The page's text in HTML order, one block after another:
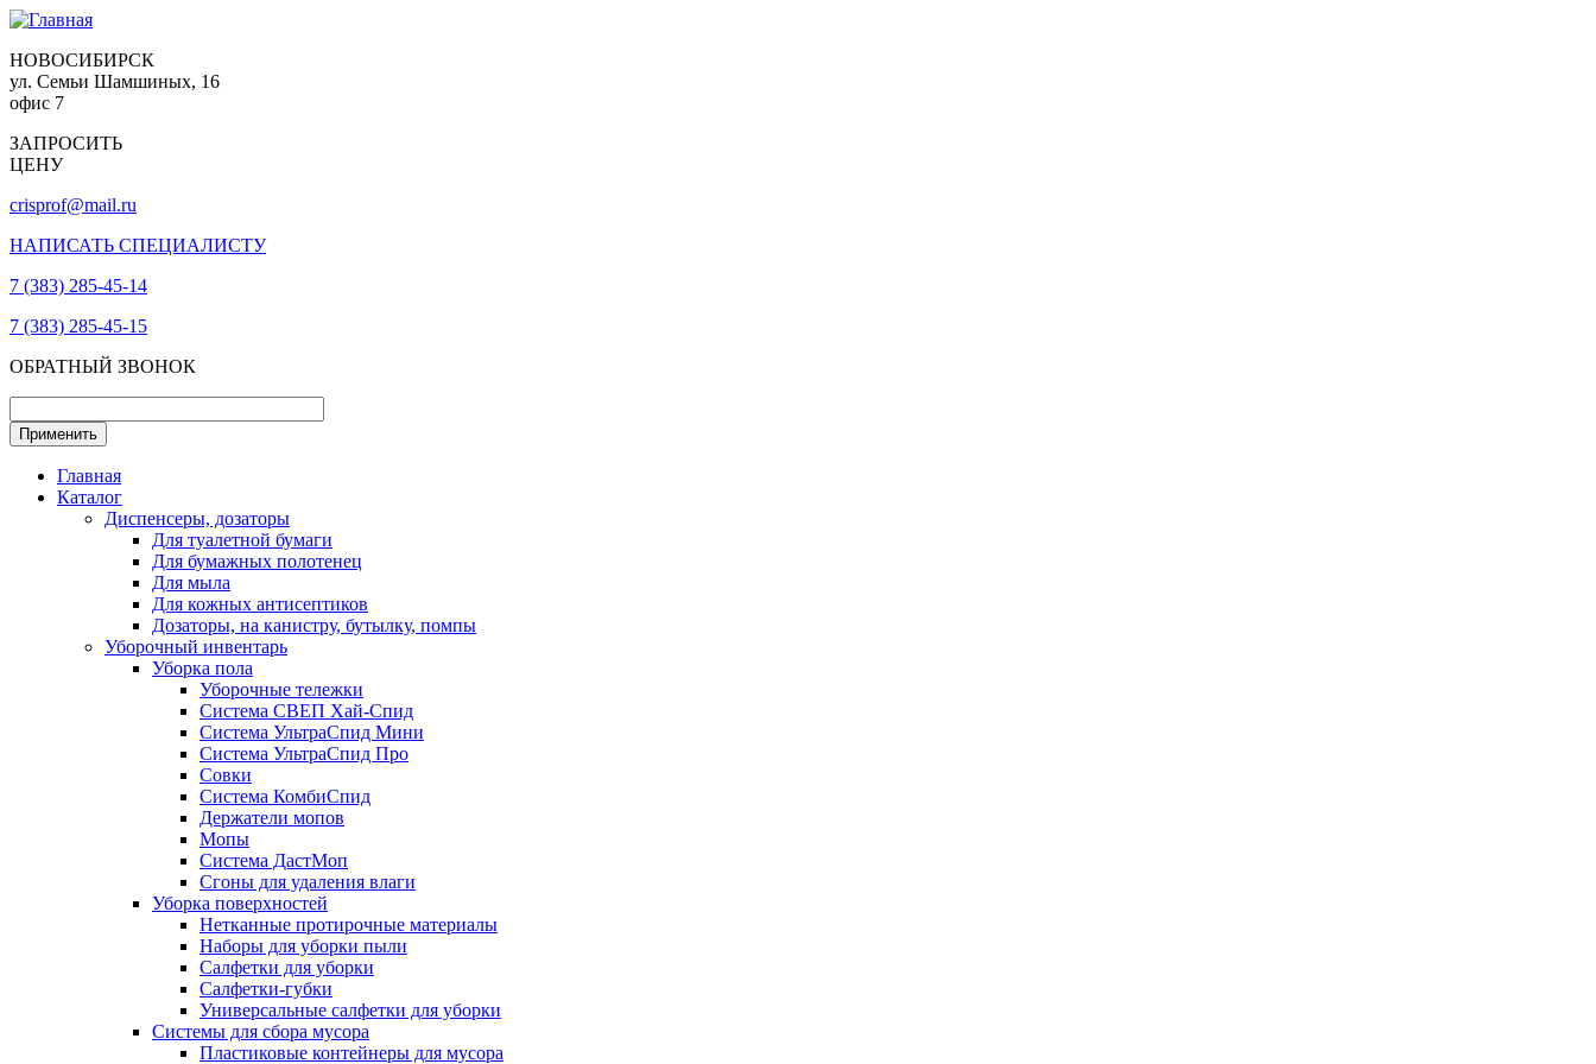
НОВОСИБИРСК
ул. Семьи Шамшиных, 16
офис 7
ЗАПРОСИТЬ
ЦЕНУ
crisprof@mail.ru
НАПИСАТЬ СПЕЦИАЛИСТУ
7 (383) 285-45-14
7 (383) 285-45-15
ОБРАТНЫЙ ЗВОНОК
Главная
Каталог
Диспенсеры, дозаторы
Для туалетной бумаги
Для бумажных полотенец
Для мыла
Для кожных антисептиков
Дозаторы, на канистру, бутылку, помпы
Уборочный инвентарь
Уборка пола
Уборочные тележки
Система СВЕП Хай-Спид
Система УльтраСпид Мини
Система УльтраСпид Про
Совки
Система КомбиСпид
Держатели мопов
Мопы
Система ДастМоп
Сгоны для удаления влаги
Уборка поверхностей
Нетканные протирочные материалы
Наборы для уборки пыли
Салфетки для уборки
Салфетки-губки
Универсальные салфетки для уборки
Системы для сбора мусора
Пластиковые контейнеры для мусора